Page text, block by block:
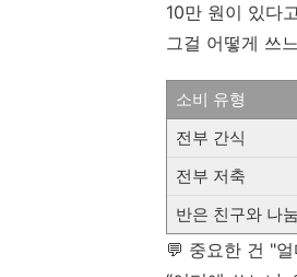
10만 원이 있다
그걸 어떻게 쓰
소비 유형
전부 간식
전부 저축
반은 친구와 나
💬 중요한 건 "